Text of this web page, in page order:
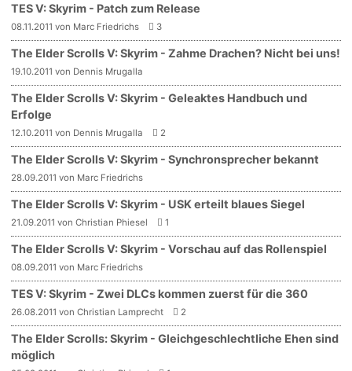
TES V: Skyrim - Patch zum Release
08.11.2011 von Marc Friedrichs 3
The Elder Scrolls V: Skyrim - Zahme Drachen? Nicht bei uns!
19.10.2011 von Dennis Mrugalla
The Elder Scrolls V: Skyrim - Geleaktes Handbuch und
Erfolge
12.10.2011 von Dennis Mrugalla 2
The Elder Scrolls V: Skyrim - Synchronsprecher bekannt
28.09.2011 von Marc Friedrichs
The Elder Scrolls V: Skyrim - USK erteilt blaues Siegel
21.09.2011 von Christian Phiesel 1
The Elder Scrolls V: Skyrim - Vorschau auf das Rollenspiel
08.09.2011 von Marc Friedrichs
TES V: Skyrim - Zwei DLCs kommen zuerst für die 360
26.08.2011 von Christian Lamprecht 2
The Elder Scrolls: Skyrim - Gleichgeschlechtliche Ehen sind
möglich